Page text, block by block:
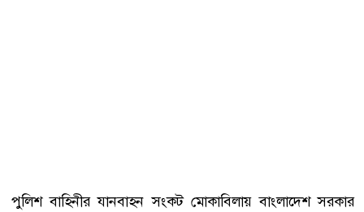
পুলিশ বাহিনীর যানবাহন সংকট মোকাবিলায় বাংলাদেশ সরকার